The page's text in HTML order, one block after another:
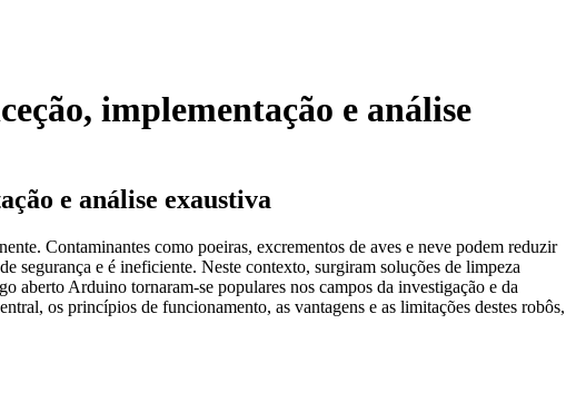
implementação e análise
e análise exaustiva
Contaminantes como poeiras, excrementos de aves e neve podem reduzir
segurança e é ineficiente. Neste contexto, surgiram soluções de limpeza
aberto Arduino tornaram-se populares nos campos da investigação e da
os princípios de funcionamento, as vantagens e as limitações destes robôs,